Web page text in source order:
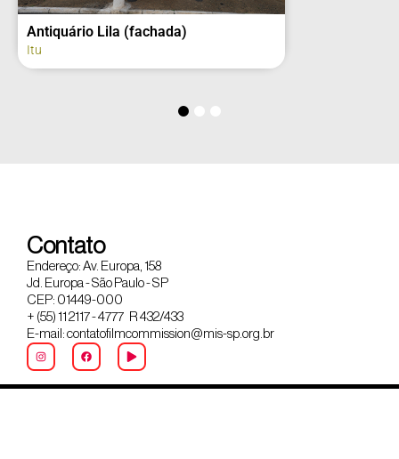
Antiquário Lila (fachada)
Itu
Contato
Endereço: Av. Europa, 158
Jd. Europa - São Paulo - SP
CEP: 01449-000
+ (55) 11 2117 - 4777 R 432/433
E-mail: contatofilmcommission@mis-sp.org.br